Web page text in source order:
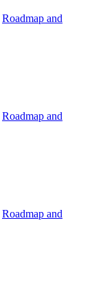
Roadmap and
Roadmap and
Roadmap and